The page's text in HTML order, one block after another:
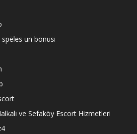
un bonusi
ve Sefaköy Escort Hizmetleri